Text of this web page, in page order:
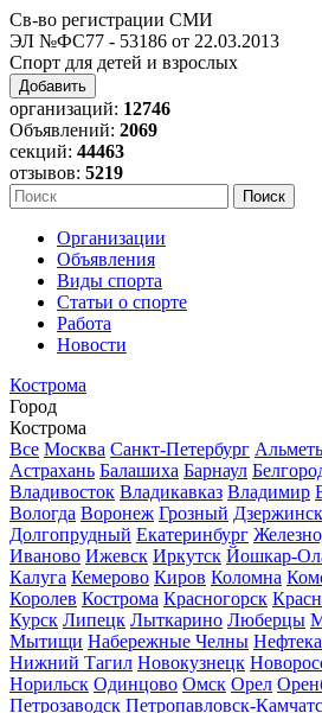
Св-во регистрации СМИ
ЭЛ №ФС77 - 53186 от 22.03.2013
Спорт для детей и взрослых
Добавить
организаций: 12746
Объявлений: 2069
секций: 44463
отзывов: 5219
Организации
Объявления
Виды спорта
Статьи о спорте
Работа
Новости
Кострома
Город
Кострома
Все Москва Санкт-Петербург
Астрахань Балашиха Барнаул
Владивосток Владикавказ Владимир
Вологда Воронеж Грозный
Долгопрудный Екатеринбург
Иваново Ижевск Иркутск Йошкар-
Калуга Кемерово Киров Коломна
Королев Кострома Красногорск
Курск Липецк Лыткарино Люберцы
Мытищи Набережные Челны
Нижний Тагил Новокузнецк
Норильск Одинцово Омск Орел
Петрозаводск Петропавловск-